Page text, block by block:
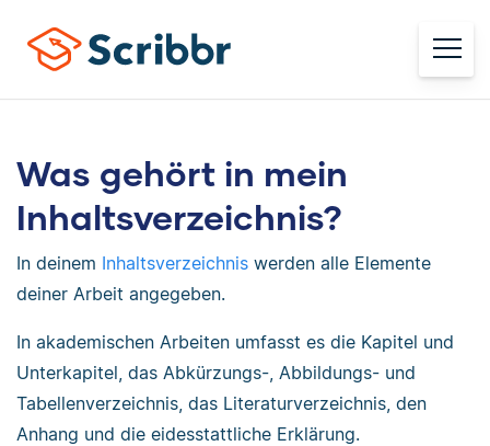
Was gehört in mein
Inhaltsverzeichnis?
In deinem Inhaltsverzeichnis werden alle Elemente
deiner Arbeit angegeben.
In akademischen Arbeiten umfasst es die Kapitel und
Unterkapitel, das Abkürzungs-, Abbildungs- und
Tabellenverzeichnis, das Literaturverzeichnis, den
Anhang und die eidesstattliche Erklärung.